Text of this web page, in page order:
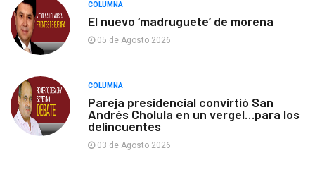
COLUMNA
El nuevo ‘madruguete’ de morena
05 de Agosto 2026
COLUMNA
Pareja presidencial convirtió San
Andrés Cholula en un vergel…para los
delincuentes
03 de Agosto 2026